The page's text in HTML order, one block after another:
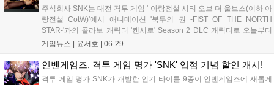
주식회사 SNK는 대전 격투 게임 ' 아랑전설 시티 오브 더 울브스(이하 아
랑전설 CotW)'에서 애니메이션 '북두의 권 -FIST OF THE NORTH
STAR-'과의 콜라보 캐릭터 '켄시로' Season 2 DLC 캐릭터로 오늘부터
배포 시작했으며, 2026년 7월부터 Season 3가 개막한다고 밝혔다. 북
게임뉴스 | 윤서호 06-29
인벤게임즈, 격투 게임 명가 'SNK' 입점 기념 할인 개시!
격투 게임 명가 SNK가 개발한 인기 타이틀 9종이 인벤게임즈에 새롭게